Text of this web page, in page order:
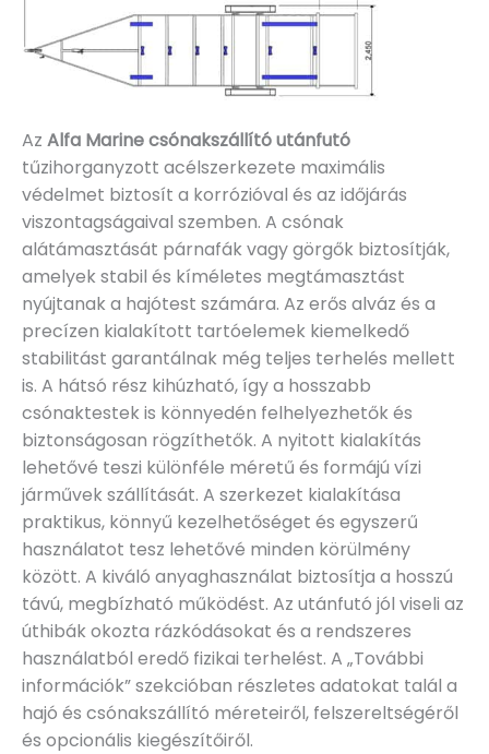
Az Alfa Marine csónakszállító utánfutó
tűzihorganyzott acélszerkezete maximális
védelmet biztosít a korrózióval és az időjárás
viszontagságaival szemben. A csónak
alátámasztását párnafák vagy görgők biztosítják,
amelyek stabil és kíméletes megtámasztást
nyújtanak a hajótest számára. Az erős alváz és a
precízen kialakított tartóelemek kiemelkedő
stabilitást garantálnak még teljes terhelés mellett
is. A hátsó rész kihúzható, így a hosszabb
csónaktestek is könnyedén felhelyezhetők és
biztonságosan rögzíthetők. A nyitott kialakítás
lehetővé teszi különféle méretű és formájú vízi
járművek szállítását. A szerkezet kialakítása
praktikus, könnyű kezelhetőséget és egyszerű
használatot tesz lehetővé minden körülmény
között. A kiváló anyaghasználat biztosítja a hosszú
távú, megbízható működést. Az utánfutó jól viseli az
úthibák okozta rázkódásokat és a rendszeres
használatból eredő fizikai terhelést. A „További
információk” szekcióban részletes adatokat talál a
hajó és csónakszállító méreteiről, felszereltségéről
és opcionális kiegészítőiről.